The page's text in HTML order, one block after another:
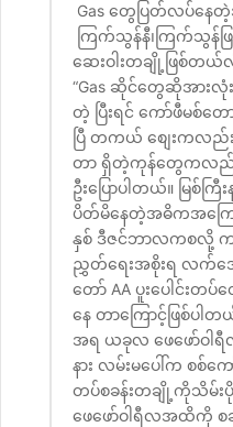
Gas တွေပြတ်လပ်နေတဲ့
ကြက်သွန်နီ၊ကြက်သွန်ဖ
ဆေးဝါးတချို့ဖြစ်တယ်
“Gas ဆိုင်တွေဆိုအားလုံး
တဲ့ ပြီးရင် ကော်ဖီမစ်တ
ပြီ တကယ် စျေးကလည်
တာ ရှိတဲ့ကုန်တွေကလည်း
ဦးပြောပါတယ်။ မြစ်က
ပိတ်မိနေတဲ့အဓိကအကြော
နှစ် ဒီဇင်ဘာလကစလို့
ညွှတ်ရေးအစိုးရ လက်အေ
တော် AA ပူးပေါင်းတပ်
နေ တာကြောင့်ဖြစ်ပ
အရ ယခုလ ဖေဖော်ဝါရီ
နား လမ်းမပေါ်က စစ်
တပ်စခန်းတချို့ကိုသိမ်းပို
ဖေဖော်ဝါရီလအထိကို စ